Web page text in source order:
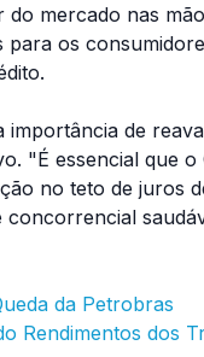
mercado nas
os
de
"É essencial que
no teto de juros
da Petrobras
Rendimentos dos